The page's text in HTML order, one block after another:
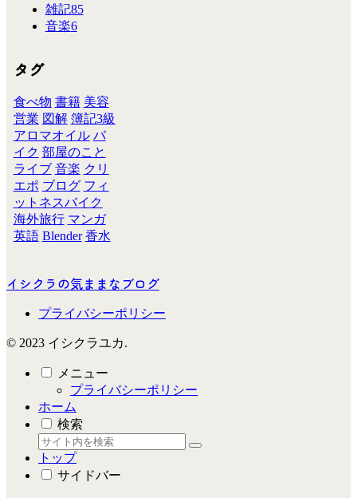
雑記85
音楽6
タグ
食べ物 書籍 美容
営業 図解 簿記3級
アロマオイル バ
イク 部屋のこと
ライブ 音楽 クリ
エポ ブログ フィ
ットネスバイク
海外旅行 マンガ
英語 Blender 香水
イシクラの気ままなブログ
プライバシーポリシー
© 2023 イシクラユカ.
メニュー
プライバシーポリシー
ホーム
検索
トップ
サイドバー